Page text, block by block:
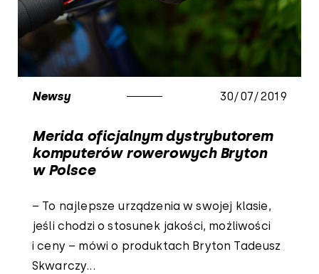
Newsy 30/07/2019
Merida oficjalnym dystrybutorem
komputerów rowerowych Bryton
w Polsce
– To najlepsze urządzenia w swojej klasie,
jeśli chodzi o stosunek jakości, możliwości
i ceny – mówi o produktach Bryton Tadeusz
Skwarczy...